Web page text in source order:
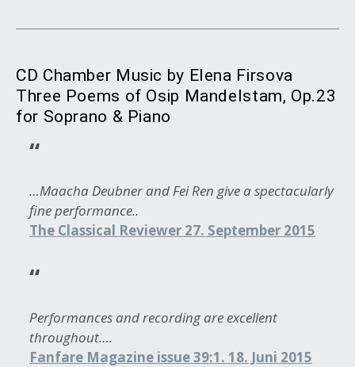
CD Chamber Music by Elena Firsova
Three Poems of Osip Mandelstam, Op.23
for Soprano & Piano
…Maacha Deubner and Fei Ren give a spectacularly
fine performance..
The Classical Reviewer 27. September 2015
Performances and recording are excellent
throughout….
Fanfare Magazine issue 39:1. 18. Juni 2015